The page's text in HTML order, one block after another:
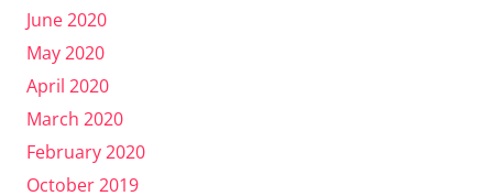
June 2020
May 2020
April 2020
March 2020
February 2020
October 2019